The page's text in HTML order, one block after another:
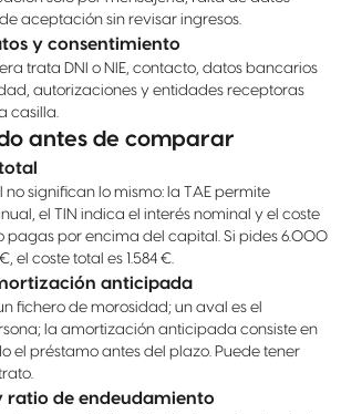
aceptación sin revisar ingresos.
y consentimiento
trata DNI o NIE, contacto, datos bancarios
autorizaciones y entidades receptoras
casilla.
antes de comparar
no significan lo mismo: la TAE permite
el TIN indica el interés nominal y el coste
pagas por encima del capital. Si pides 6.000
el coste total es 1.584 €.
anticipada
fichero de morosidad; un aval es el
la amortización anticipada consiste en
el préstamo antes del plazo. Puede tener
ratio de endeudamiento